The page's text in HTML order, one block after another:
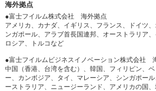
海外拠点
●富士フイルム株式会社 海外拠点
アメリカ、カナダ、イギリス、フランス、ドイツ
ンガポール、アラブ首長国連邦、オーストラリア、
ロシア、トルコなど
●富士フイルムビジネスイノベーション株式会社
中国（香港、台湾を含む）、韓国、フィリピン、
ー、カンボジア、タイ、マレーシア、シンガポー
ーストラリア、ニュージーランド、アメリカの国